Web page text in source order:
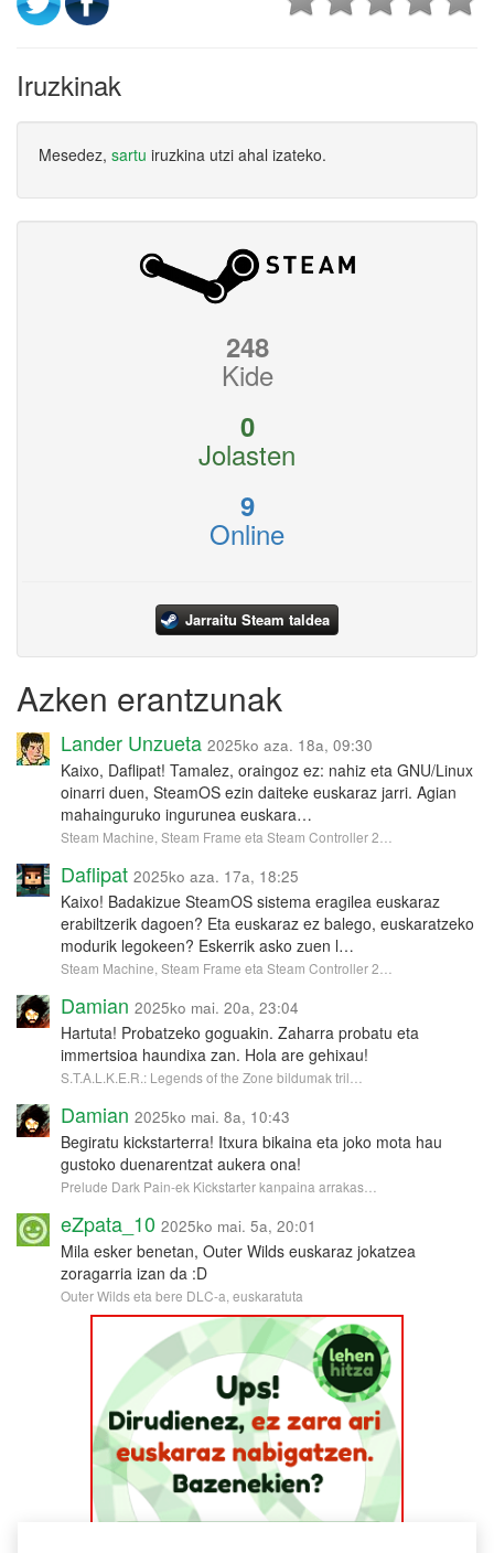
Iruzkinak
Mesedez, sartu iruzkina utzi ahal izateko.
248
Kide
0
Jolasten
9
Online
Jarraitu Steam taldea
Azken erantzunak
Lander Unzueta 2025ko aza. 18a, 09:30
Kaixo, Daflipat! Tamalez, oraingoz ez: nahiz eta GNU/Linux
oinarri duen, SteamOS ezin daiteke euskaraz jarri. Agian
mahainguruko ingurunea euskara…
Steam Machine, Steam Frame eta Steam Controller 2…
Daflipat 2025ko aza. 17a, 18:25
Kaixo! Badakizue SteamOS sistema eragilea euskaraz
erabiltzerik dagoen? Eta euskaraz ez balego, euskaratzeko
modurik legokeen? Eskerrik asko zuen l…
Steam Machine, Steam Frame eta Steam Controller 2…
Damian 2025ko mai. 20a, 23:04
Hartuta! Probatzeko goguakin. Zaharra probatu eta
immertsioa haundixa zan. Hola are gehixau!
S.T.A.L.K.E.R.: Legends of the Zone bildumak tril…
Damian 2025ko mai. 8a, 10:43
Begiratu kickstarterra! Itxura bikaina eta joko mota hau
gustoko duenarentzat aukera ona!
Prelude Dark Pain-ek Kickstarter kanpaina arrakas…
eZpata_10 2025ko mai. 5a, 20:01
Mila esker benetan, Outer Wilds euskaraz jokatzea
zoragarria izan da :D
Outer Wilds eta bere DLC-a, euskaratuta